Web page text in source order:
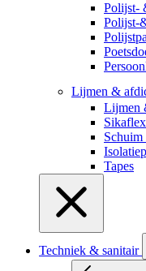
Polijst-
Polijst-
Lijmen &
Lijmen
Tapes
Techniek & sanitair